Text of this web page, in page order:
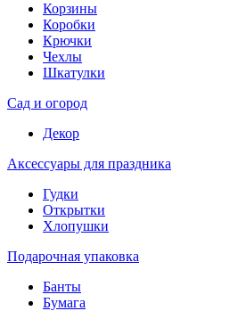
Корзины
Коробки
Крючки
Чехлы
Шкатулки
Сад и огород
Декор
Аксессуары для праздника
Гудки
Открытки
Хлопушки
Подарочная упаковка
Банты
Бумага